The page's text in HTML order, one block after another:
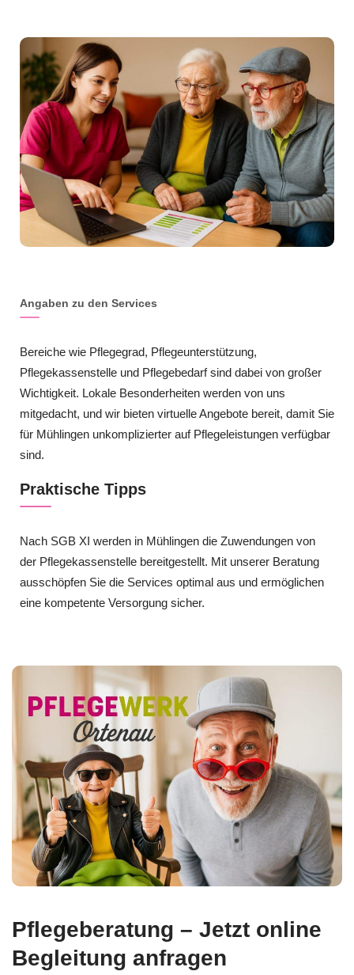
Angaben zu den Services
Bereiche wie Pflegegrad, Pflegeunterstützung,
Pflegekassenstelle und Pflegebedarf sind dabei von großer
Wichtigkeit. Lokale Besonderheiten werden von uns
mitgedacht, und wir bieten virtuelle Angebote bereit, damit Sie
für Mühlingen unkomplizierter auf Pflegeleistungen verfügbar
sind.
Praktische Tipps
Nach SGB XI werden in Mühlingen die Zuwendungen von
der Pflegekassenstelle bereitgestellt. Mit unserer Beratung
ausschöpfen Sie die Services optimal aus und ermöglichen
eine kompetente Versorgung sicher.
Pflegeberatung – Jetzt online
Begleitung anfragen